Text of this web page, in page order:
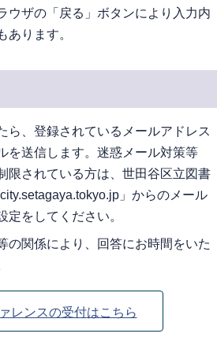
ウザの「戻る」ボタンにより入力内
あります。
ら、登録されているメールアドレス
を送信します。迷惑メール対策等
限されている方は、世田谷区立図書
」からのメール
定をしてください。
の関係により、回答にお時間をいた
レンスの受付はこちら